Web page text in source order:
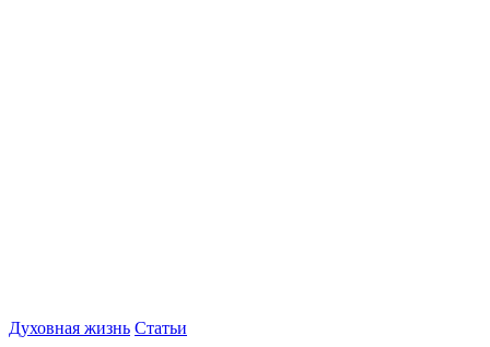
Духовная жизнь Статьи